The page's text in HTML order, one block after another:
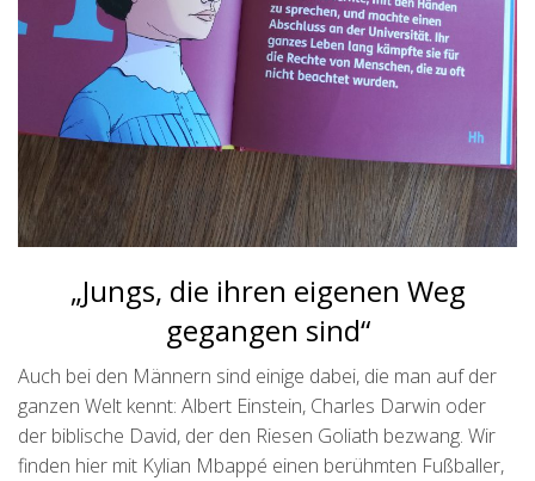
„Jungs, die ihren eigenen Weg
gegangen sind“
Auch bei den Männern sind einige dabei, die man auf der
ganzen Welt kennt: Albert Einstein, Charles Darwin oder
der biblische David, der den Riesen Goliath bezwang. Wir
finden hier mit Kylian Mbappé einen berühmten Fußballer,